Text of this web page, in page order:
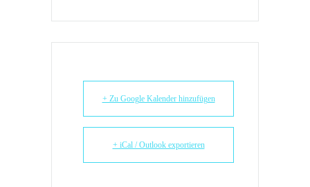
+ Zu Google Kalender hinzufügen
+ iCal / Outlook exportieren